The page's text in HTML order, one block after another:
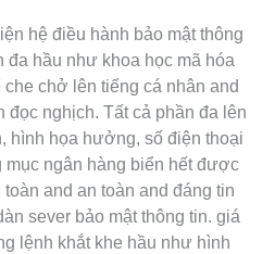
hệ điều hành bảo mật thông
hầu như khoa học mã hóa
chở lên tiếng cá nhân and
đọc nghịch. Tất cả phần đa lên
hình họa hưởng, số điện thoại
ngân hàng biển hết được
and an toàn and đáng tin
sever bảo mật thông tin. giá
lệnh khắt khe hầu như hình